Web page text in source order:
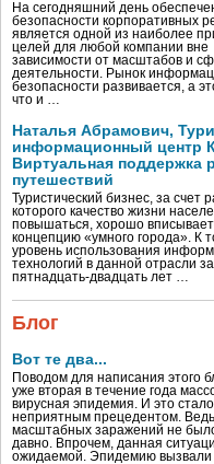
На сегодняшний день
безопасности корпоративных
является одной из наиболее
целей для любой компании вне
зависимости от масштабов и
деятельности. Рынок
безопасности развивается, а
что и …
Наталья Абрамович,
информационный центр
Виртуальная поддержка
путешествий
Туристический бизнес, за счет
которого качество жизни
повышаться, хорошо
концепцию «умного города». К
уровень использования
технологий в данной отрасли
пятнадцать-двадцать лет …
Блог
Вот те два...
Поводом для написания этого
уже вторая в течение года
вирусная эпидемия. И это
неприятным прецедентом.
масштабных заражений не
давно. Впрочем, данная
ожидаемой. Эпидемию вызвали